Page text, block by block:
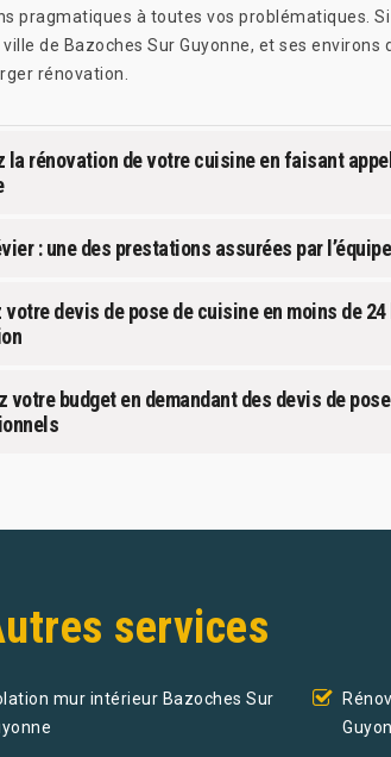
pragmatiques à toutes vos problématiques.
de Bazoches Sur Guyonne, et ses
rénovation.
la rénovation de votre cuisine en faisant
: une des prestations assurées par
votre devis de pose de cuisine en moins de
votre budget en demandant des devis de
services
mur intérieur Bazoches Sur